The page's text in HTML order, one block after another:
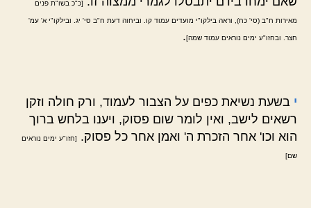
[כ"כ בשו"ת פנים
מאירות ח"ב (סי' כח), וראה בילקו"י מועדים עמוד קו. וביחוה דעת ח"ב סי' יג. ובילקו"י א' עמ'
חצר. ובחזו"ע ימים נוראים עמוד שמה].
י בשעת נשיאת כפים על הצבור לעמוד, ורק חולה וזקן
רשאים לישב, ואין לומר שום פסוק, ויענו בלחש ברוך
הוא וכו' אחר הזכרת ה' ואמן אחר כל פסוק.
[חזו"ע ימים נוראים
שם]